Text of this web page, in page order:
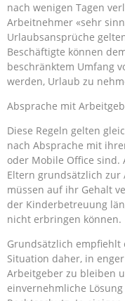
nach wenigen Tagen
Arbeitnehmer «sehr
Urlaubsansprüche
Beschäftigte können
beschränktem Umfang
werden, Urlaub zu
Absprache mit
Diese Regeln gelten
nach Absprache mit
oder Mobile Office
Eltern grundsätzlich
müssen auf ihr Gehalt
der Kinderbetreuung
nicht erbringen können.
Grundsätzlich empfiehlt
Situation daher, in
Arbeitgeber zu bleiben
einvernehmliche